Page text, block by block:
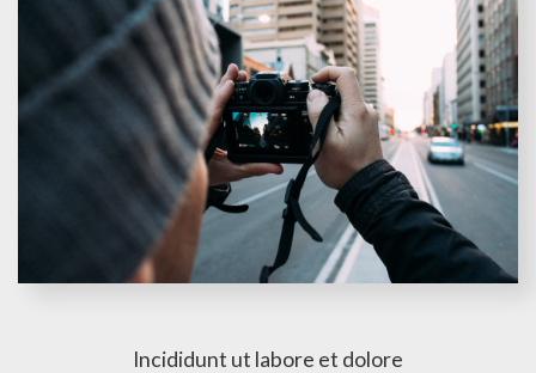
Incididunt ut labore et dolore